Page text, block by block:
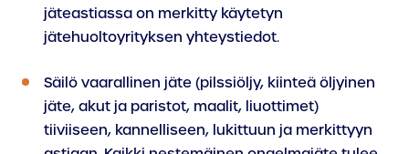
jäteastiassa on merkitty käytetyn
jätehuoltoyrityksen yhteystiedot.
Säilö vaarallinen jäte (pilssiöljy, kiinteä öljyinen
jäte, akut ja paristot, maalit, liuottimet)
tiiviiseen, kannelliseen, lukittuun ja merkittyyn